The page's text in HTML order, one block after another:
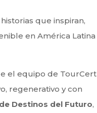
que inspiran,
en América Latina
el equipo de TourCert
regenerativo y con
Destinos del Futuro,